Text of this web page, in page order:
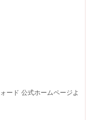
ード 公式ホームページよ